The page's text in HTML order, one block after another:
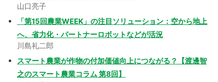
山口亮子
「第15回農業WEEK」の注目ソリューション：空から地上
へ、省力化・パートナーロボットなどが活況
川島礼二郎
スマート農業が作物の付加価値向上につながる？【渡邊智
之のスマート農業コラム 第8回】